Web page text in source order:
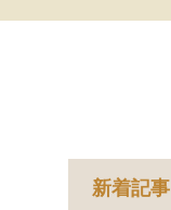
新着記事